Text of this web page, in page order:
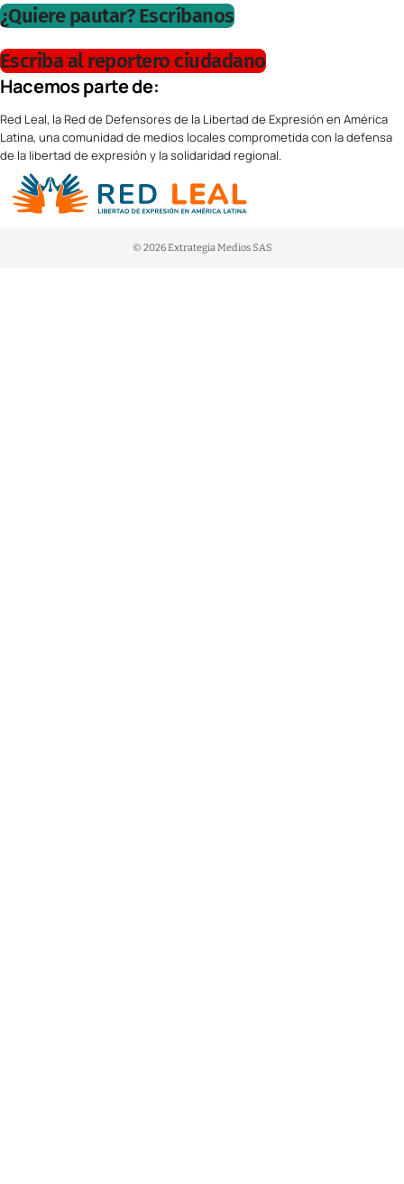
¿Quiere pautar? Escríbanos
Escriba al reportero ciudadano
Hacemos parte de:
Red Leal, la Red de Defensores de la Libertad de Expresión en América
Latina, una comunidad de medios locales comprometida con la defensa
de la libertad de expresión y la solidaridad regional.
© 2026 Extrategia Medios SAS